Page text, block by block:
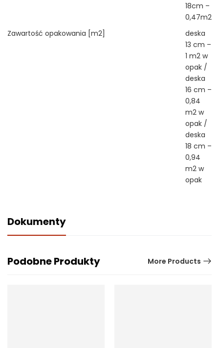
18cm –
0,47m2
Zawartość opakowania [m2]
deska
13 cm –
1 m2 w
opak /
deska
16 cm –
0,84
m2 w
opak /
deska
18 cm –
0,94
m2 w
opak
Dokumenty
Podobne Produkty More Products